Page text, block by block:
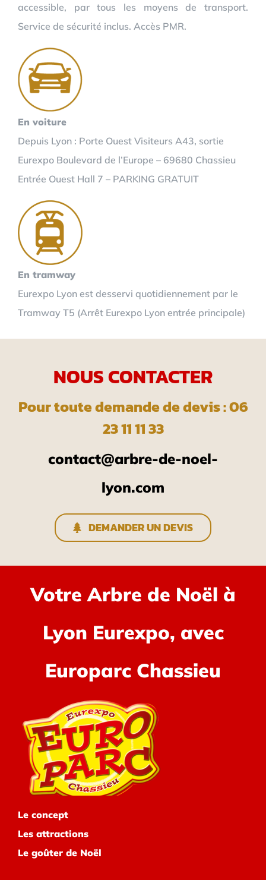
accessible, par tous les moyens de transport.
Service de sécurité inclus. Accès PMR.
En voiture
Depuis Lyon : Porte Ouest Visiteurs A43, sortie
Eurexpo Boulevard de l’Europe – 69680 Chassieu
Entrée Ouest Hall 7 – PARKING GRATUIT
En tramway
Eurexpo Lyon est desservi quotidiennement par le
Tramway T5 (Arrêt Eurexpo Lyon entrée principale)
NOUS CONTACTER
Pour toute demande de devis : 06
23 11 11 33
contact@arbre-de-noel-
lyon.com
DEMANDER UN DEVIS
Votre Arbre de Noël à
Lyon Eurexpo, avec
Europarc Chassieu
Le concept
Les attractions
Le goûter de Noël